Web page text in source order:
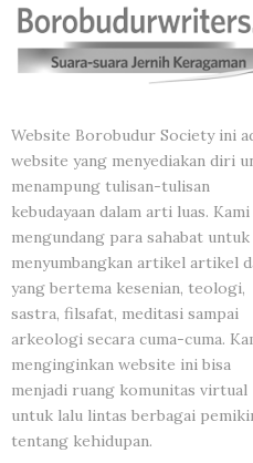
Website Borobudur Society ini
website yang menyediakan diri
menampung tulisan-tulisan
kebudayaan dalam arti luas. Kami
mengundang para sahabat untuk
menyumbangkan artikel artikel
yang bertema kesenian, teologi,
sastra, filsafat, meditasi sampai
arkeologi secara cuma-cuma.
menginginkan website ini bisa
menjadi ruang komunitas virtual
untuk lalu lintas berbagai
tentang kehidupan.